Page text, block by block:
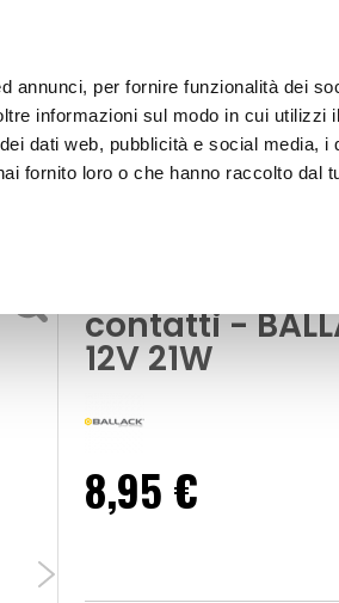
annunci, per fornire funzionalità dei
informazioni sul modo in cui utilizzi
dati web, pubblicità e social media, i
fornito loro o che hanno raccolto dal
contatti -
12V 21W
8,95 €